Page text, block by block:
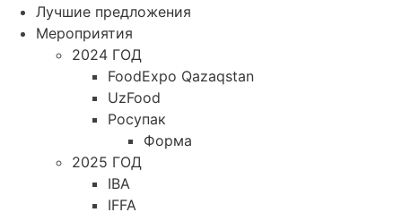
Лучшие предложения
Мероприятия
2024 ГОД
FoodExpo Qazaqstan
UzFood
Росупак
Форма
2025 ГОД
IBA
IFFA